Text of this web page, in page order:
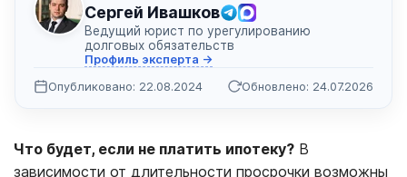
Сергей Ивашков
Ведущий юрист по урегулированию
долговых обязательств
Профиль эксперта →
Опубликовано: 22.08.2024
Обновлено: 24.07.2026
Что будет, если не платить ипотеку? В
зависимости от длительности просрочки возможны